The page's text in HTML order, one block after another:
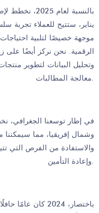
بالنسبة لعام
يناير، ستتيح للعملاء تجربة
موجهة خصيصًا لتلبية
الرقمية. نحن نركز أيضًا على
وتحليل البيانات لتطوير
معالجة المطالبات.
في إطار توسعنا الجغرافي،
وشمال إفريقيا، مما
والاستفادة من الفرص التي
وإعادة التأمين.
باختصار، 2024 كان